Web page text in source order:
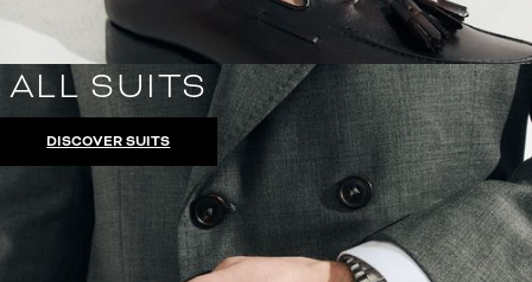
ALL SUITS
DISCOVER SUITS